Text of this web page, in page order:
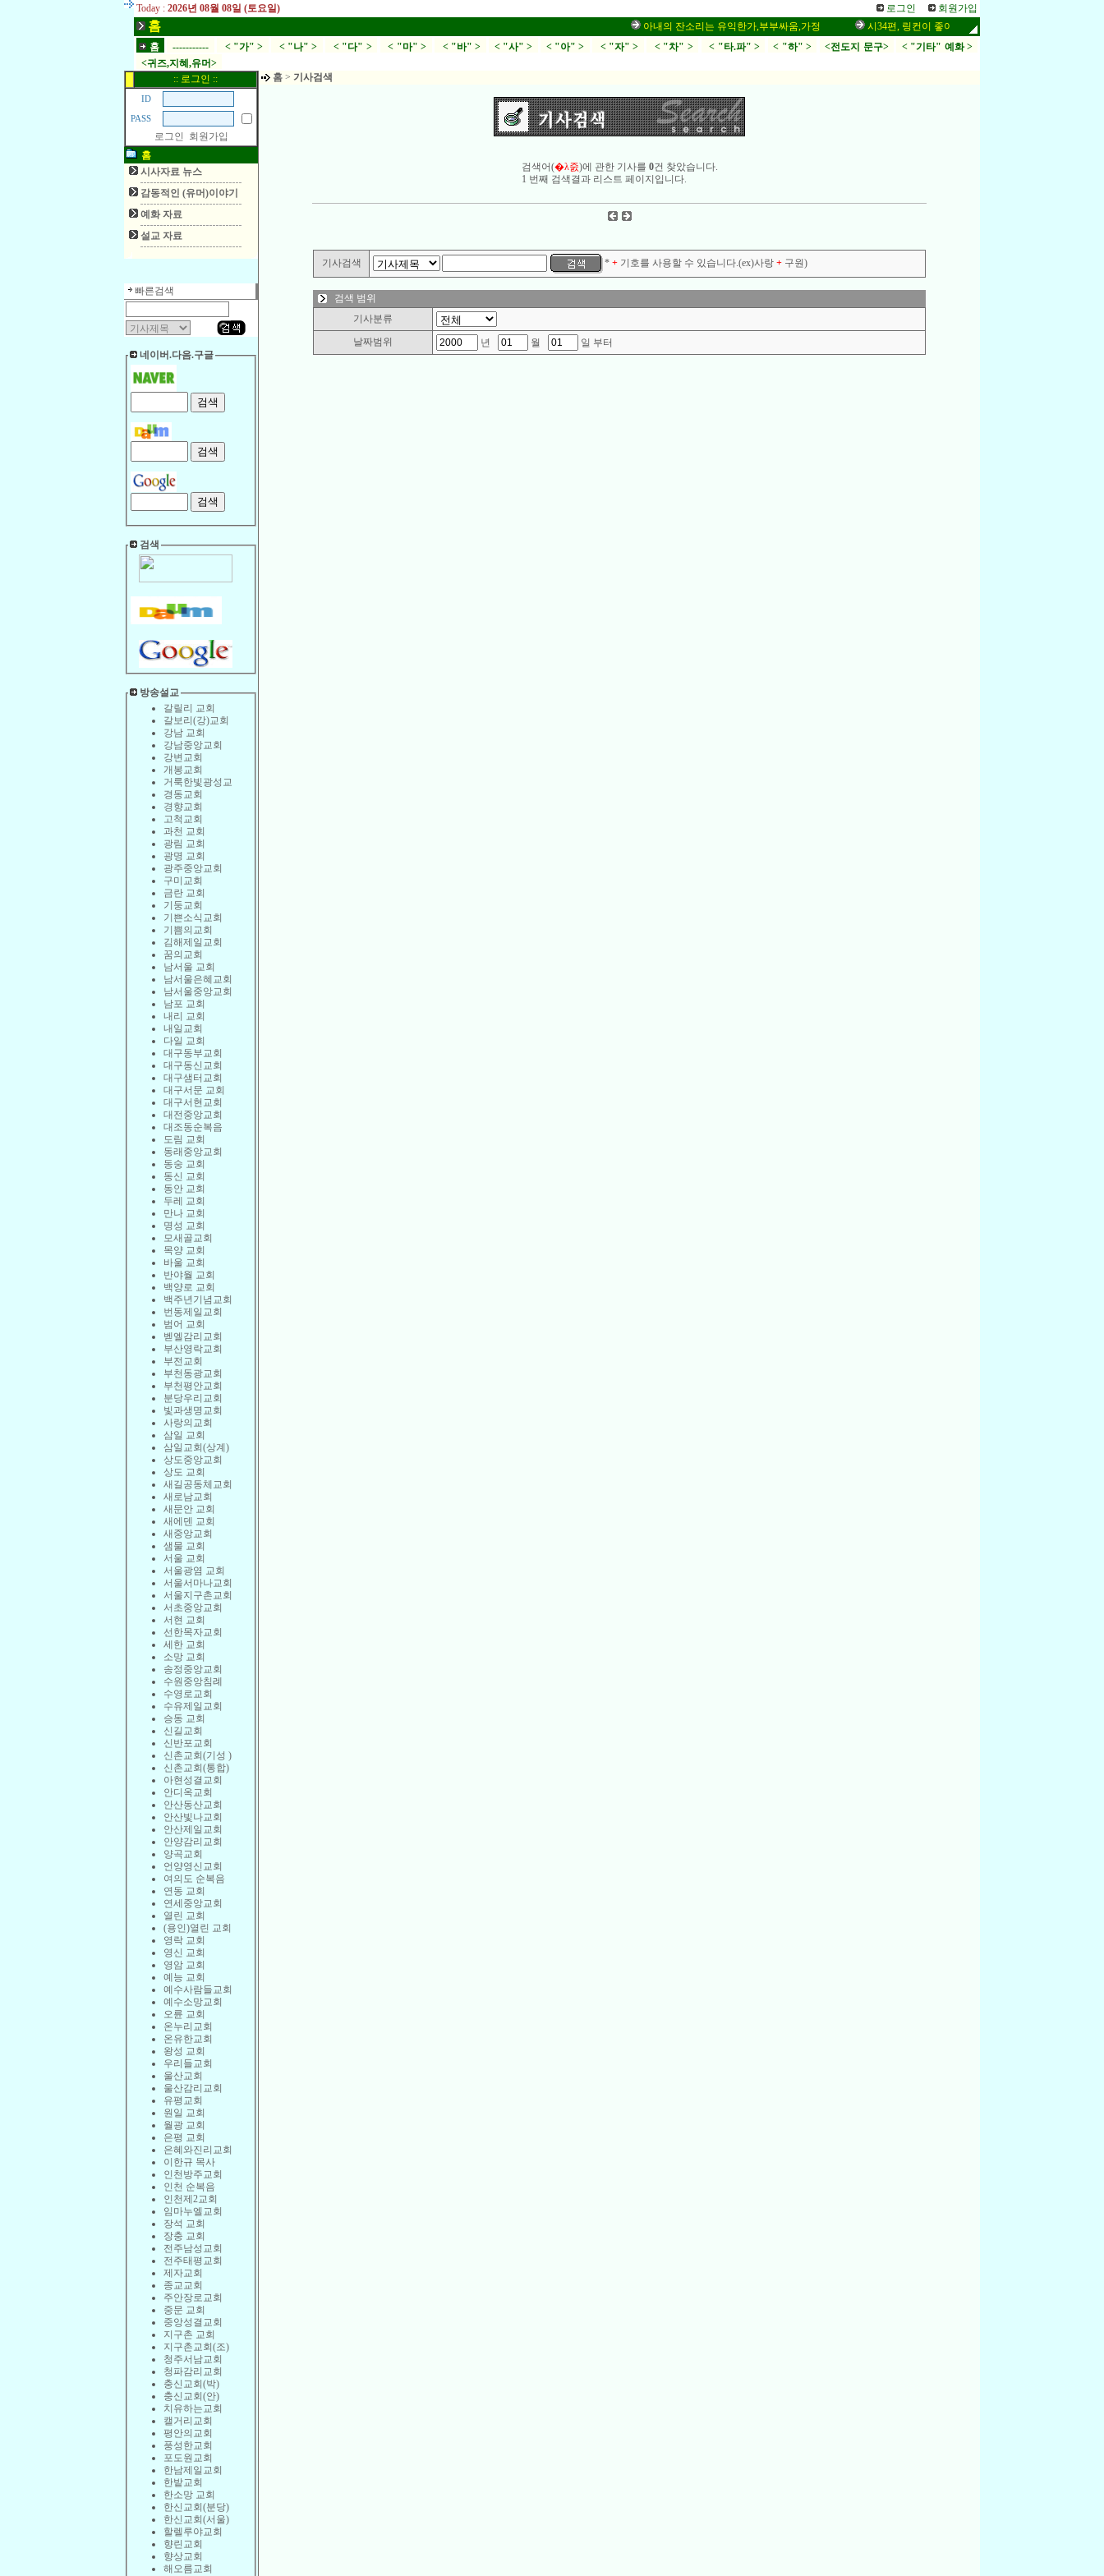
Today : 2026년 08월 08일 (토요일) 로그인 회원가입
홈 아내의 잔소리는 유익한가,부부싸움,가정 시34편, 링컨이 좋아하는 말씀,응답,두려움
홈
----------- < "가" > < "나" > < "다" > < "마" > < "바" > < "사" > < "아" > < "자" > < "차" > < "타.파" > < "하" > <전도지 문구>
< "기타" 예화 >
<귀즈,지혜,유머>
:: 로그인 ::
ID
PASS
로그인
회원가입
홈
시사자료 뉴스
감동적인 (유머)이야기
예화 자료
설교 자료
빠른검색
네이버.다음.구글
검색
방송설교
갈릴리 교회
갈보리(강)교회
강남 교회
강남중앙교회
강변교회
개봉교회
거룩한빛광성교
경동교회
경향교회
고척교회
과천 교회
광림 교회
광명 교회
광주중앙교회
구미교회
금란 교회
기둥교회
기쁜소식교회
기쁨의교회
김해제일교회
꿈의교회
남서울 교회
남서울은혜교회
남서울중앙교회
남포 교회
내리 교회
내일교회
다일 교회
대구동부교회
대구동신교회
대구샘터교회
대구서문 교회
대구서현교회
대전중앙교회
대조동순복음
도림 교회
동래중앙교회
동숭 교회
동신 교회
동안 교회
두레 교회
만나 교회
명성 교회
모새골교회
목양 교회
바울 교회
반야월 교회
백양로 교회
백주년기념교회
번동제일교회
범어 교회
벧엘감리교회
부산영락교회
부전교회
부천동광교회
부천평안교회
분당우리교회
빛과생명교회
사랑의교회
삼일 교회
삼일교회(상계)
상도중앙교회
상도 교회
새길공동체교회
새로남교회
새문안 교회
새에덴 교회
새중앙교회
샘물 교회
서울 교회
서울광염 교회
서울서마나교회
서울지구촌교회
서초중앙교회
서현 교회
선한목자교회
세한 교회
소망 교회
송정중앙교회
수원중앙침례
수영로교회
수유제일교회
승동 교회
신길교회
신반포교회
신촌교회(기성 )
신촌교회(통합)
아현성결교회
안디옥교회
안산동산교회
안산빛나교회
안산제일교회
안양감리교회
양곡교회
언양영신교회
여의도 순복음
연동 교회
연세중앙교회
열린 교회
(용인)열린 교회
영락 교회
영신 교회
영암 교회
예능 교회
예수사람들교회
예수소망교회
오륜 교회
온누리교회
온유한교회
왕성 교회
우리들교회
울산교회
울산감리교회
유평교회
원일 교회
월광 교회
은평 교회
은혜와진리교회
이한규 목사
인천방주교회
인천 순복음
인천제2교회
임마누엘교회
장석 교회
장충 교회
전주남성교회
전주태평교회
제자교회
종교교회
주안장로교회
중문 교회
중앙성결교회
지구촌 교회
지구촌교회(조)
청주서남교회
청파감리교회
충신교회(박)
충신교회(안)
치유하는교회
캘거리교회
평안의교회
풍성한교회
포도원교회
한남제일교회
한밭교회
한소망 교회
한신교회(분당)
한신교회(서울)
할렐루야교회
향린교회
향상교회
해오름교회
홈 > 기사검색
검색어(�λ줈)에 관한 기사를 0건 찾았습니다.
1 번째 검색결과 리스트 페이지입니다.
기사검색 * + 기호를 사용할 수 있습니다.(ex)사랑 + 구원)
검색 범위
기사분류
날짜범위
년 월 일 부터